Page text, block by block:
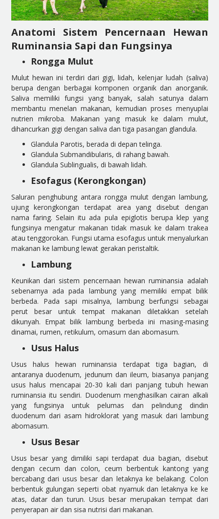
Anatomi Sistem Pencernaan Hewan
Ruminansia Sapi dan Fungsinya
Rongga Mulut
Mulut hewan ini terdiri dari gigi, lidah, kelenjar ludah (saliva)
berupa dengan berbagai komponen organik dan anorganik.
Saliva memiliki fungsi yang banyak, salah satunya dalam
membantu menelan makanan, kemudian proses menyuplai
nutrien mikroba. Makanan yang masuk ke dalam mulut,
dihancurkan gigi dengan saliva dan tiga pasangan glandula.
Glandula Parotis, berada di depan telinga.
Glandula Submandibularis, di rahang bawah.
Glandula Sublingualis, di bawah lidah.
Esofagus (Kerongkongan)
Saluran penghubung antara rongga mulut dengan lambung,
ujung kerongkongan terdapat area yang disebut dengan
nama faring. Selain itu ada pula epiglotis berupa klep yang
fungsinya mengatur makanan tidak masuk ke dalam trakea
atau tenggorokan. Fungsi utama esofagus untuk menyalurkan
makanan ke lambung lewat gerakan peristaltik.
Lambung
Keunikan dari sistem pencernaan hewan ruminansia adalah
sebenarnya ada pada lambung yang memiliki empat bilik
berbeda. Pada sapi misalnya, lambung berfungsi sebagai
perut besar untuk tempat makanan diletakkan setelah
dikunyah. Empat bilik lambung berbeda ini masing-masing
dinamai, rumen, retikulum, omasum dan abomasum.
Usus Halus
Usus halus hewan ruminansia terdapat tiga bagian, di
antaranya duodenum, jedunum dan ileum, biasanya panjang
usus halus mencapai 20-30 kali dari panjang tubuh hewan
ruminansia itu sendiri. Duodenum menghasilkan cairan alkali
yang fungsinya untuk pelumas dan pelindung dindin
duodenum dari asam hidroklorat yang masuk dari lambung
abomasum.
Usus Besar
Usus besar yang dimiliki sapi terdapat dua bagian, disebut
dengan cecum dan colon, ceum berbentuk kantong yang
bercabang dari usus besar dan letaknya ke belakang. Colon
berbentuk gulungan seperti obat nyamuk dan letaknya ke ke
atas, datar dan turun. Usus besar merupakan tempat dari
penyerapan air dan sisa nutrisi dari makanan.